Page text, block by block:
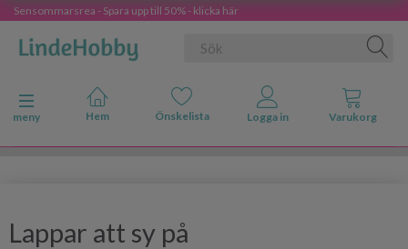
Sensommarsrea - Spara upp till 50% - klicka här
Ändra navigering
meny
Lappar att sy på